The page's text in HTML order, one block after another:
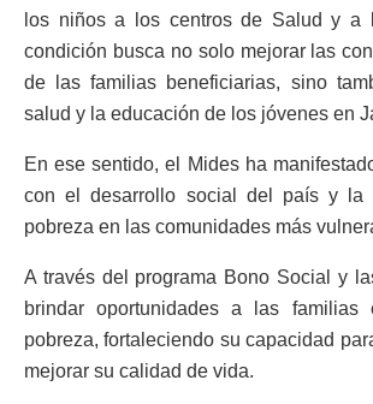
los niños a los centros de Salud y a
condición busca no solo mejorar las
de las familias beneficiarias, sino
salud y la educación de los jóvenes en
En ese sentido, el Mides ha
con el desarrollo social del país y la
pobreza en las comunidades más
A través del programa Bono Social y
brindar oportunidades a las familias
pobreza, fortaleciendo su capacidad
mejorar su calidad de vida.